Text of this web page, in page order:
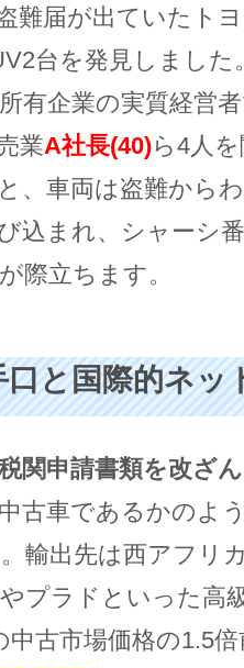
難届が出ていたト
台を発見しました
有企業の実質経営
業A社長(40)ら4人
、車両は盗難から
込まれ、シャーシ
際立ちます。
と国際的ネッ
関申請書類を改ざん
古車であるかのよ
輸出先は西アフリ
プラドといった高
中古市場価格の1.5